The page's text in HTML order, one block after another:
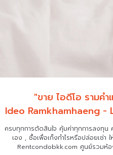
"ขาย ไอดีโอ รามค
Ideo Ramkhamhaeng -
ครบทุกการตัดสินใจ คุ้มค่าทุกการลงทุน
เอง , ซื้อเพื่อเก็งกำไรหรือปล่อยเช่า
Rentcondobkk.com ศูนย์รวมห้